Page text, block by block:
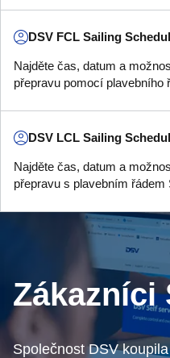
DSV FCL Sailing
Najděte čas, datum a
přepravu pomocí plavebního
DSV LCL Sailing
Najděte čas, datum a
přepravu s plavebním řádem
Zákazníci
Společnost DSV